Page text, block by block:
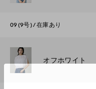
09(9号) 在庫あり
オフホワイト